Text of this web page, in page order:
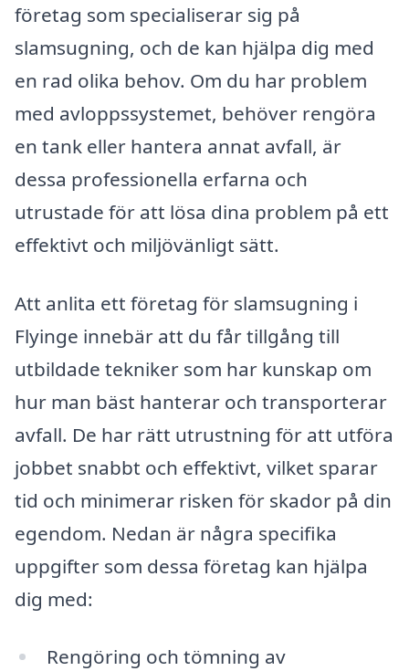
företag som specialiserar sig på
slamsugning, och de kan hjälpa dig med
en rad olika behov. Om du har problem
med avloppssystemet, behöver rengöra
en tank eller hantera annat avfall, är
dessa professionella erfarna och
utrustade för att lösa dina problem på ett
effektivt och miljövänligt sätt.
Att anlita ett företag för slamsugning i
Flyinge innebär att du får tillgång till
utbildade tekniker som har kunskap om
hur man bäst hanterar och transporterar
avfall. De har rätt utrustning för att utföra
jobbet snabbt och effektivt, vilket sparar
tid och minimerar risken för skador på din
egendom. Nedan är några specifika
uppgifter som dessa företag kan hjälpa
dig med:
Rengöring och tömning av